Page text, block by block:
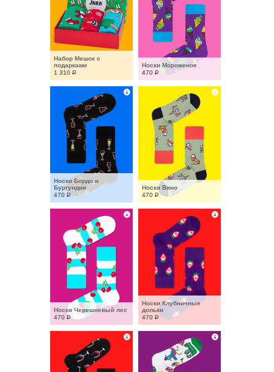
Набор Мешок с
подарками
1 310 Р
Носки Мороженое
470 Р
Носки Бордо и
Бургундия
470 Р
Носки Вино
470 Р
Носки Черешневый лес
470 Р
Носки Клубничные
дольки
470 Р